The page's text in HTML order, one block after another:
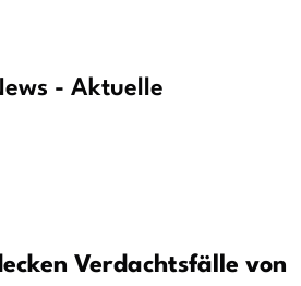
- Aktuelle
Verdachtsfälle von